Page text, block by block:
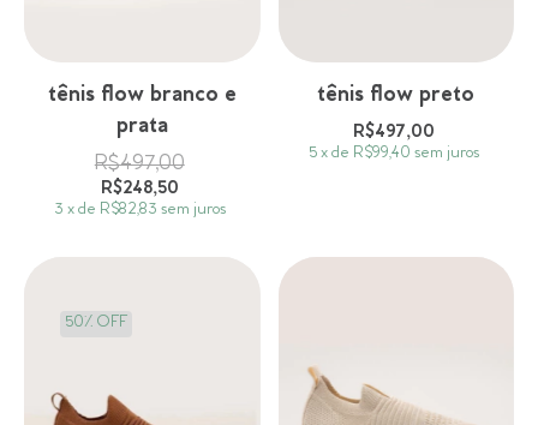
tênis flow branco e
prata
R$497,00
R$248,50
3 x de R$82,83 sem juros
tênis flow preto
R$497,00
5 x de R$99,40 sem juros
50% OFF